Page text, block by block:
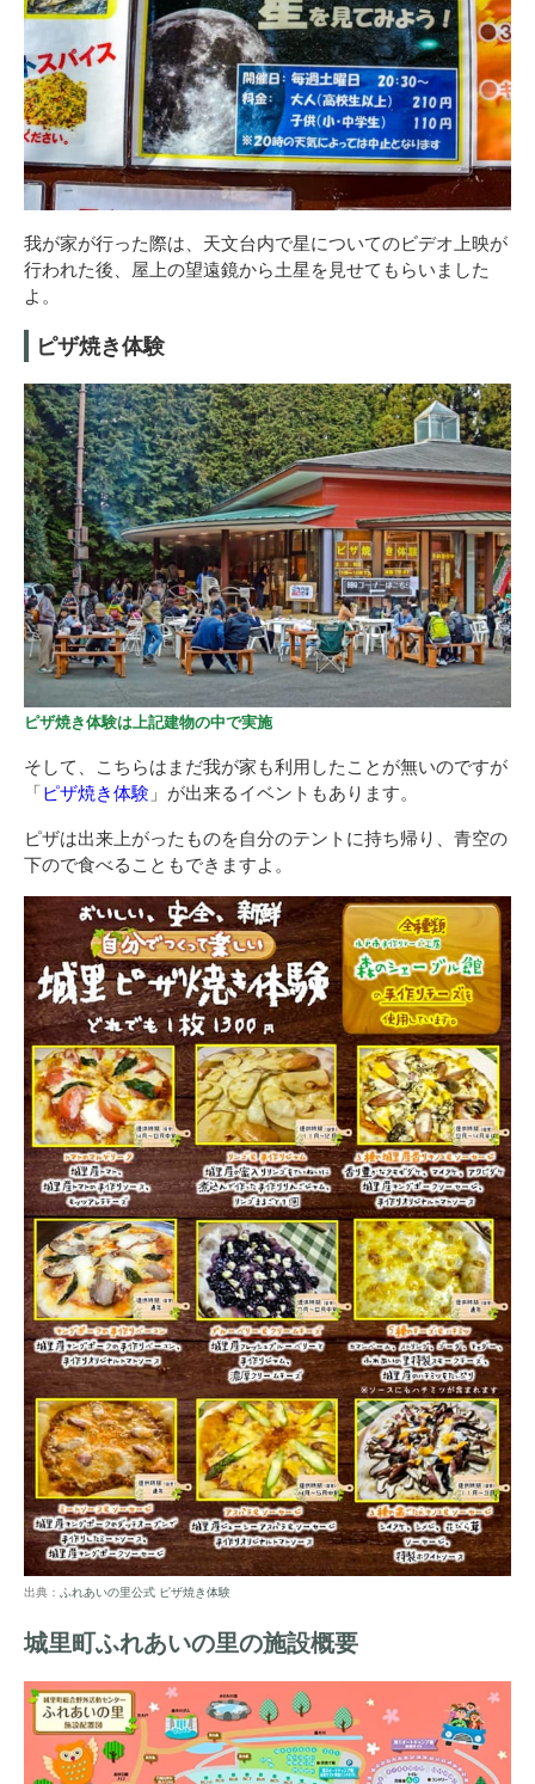
我が家が行った際は、天文台内で星についてのビデオ上映が
行われた後、屋上の望遠鏡から土星を見せてもらいました
よ。
ピザ焼き体験
ピザ焼き体験は上記建物の中で実施
そして、こちらはまだ我が家も利用したことが無いのですが
「ピザ焼き体験 」が出来るイベントもあります。
ピザは出来上がったものを自分のテントに持ち帰り、青空の
下ので食べることもできますよ。
出典： ふれあいの里公式 ピザ焼き体験
城里町ふれあいの里の施設概要